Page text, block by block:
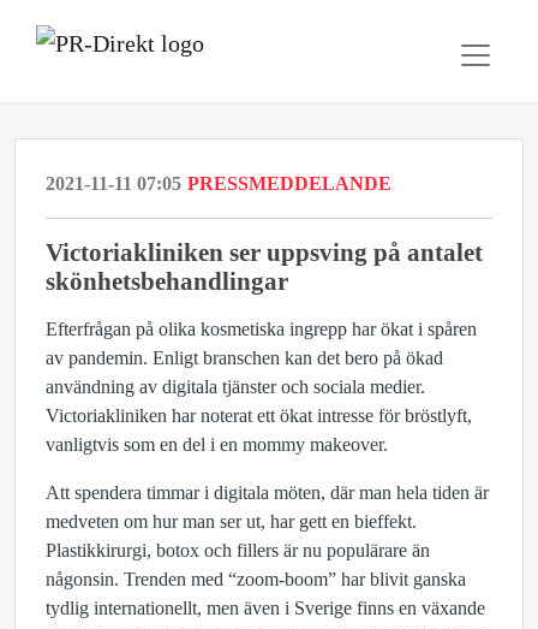
2021-11-11 07:05 PRESSMEDDELANDE
Victoriakliniken ser uppsving på antalet
skönhetsbehandlingar
Efterfrågan på olika kosmetiska ingrepp har ökat i spåren
av pandemin. Enligt branschen kan det bero på ökad
användning av digitala tjänster och sociala medier.
Victoriakliniken har noterat ett ökat intresse för bröstlyft,
vanligtvis som en del i en mommy makeover.
Att spendera timmar i digitala möten, där man hela tiden är
medveten om hur man ser ut, har gett en bieffekt.
Plastikkirurgi, botox och fillers är nu populärare än
någonsin. Trenden med “zoom-boom” har blivit ganska
tydlig internationellt, men även i Sverige finns en växande